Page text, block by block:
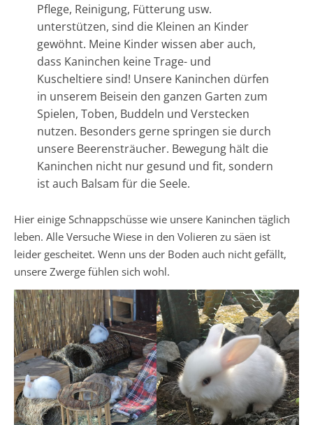
Pflege, Reinigung, Fütterung usw.
unterstützen, sind die Kleinen an Kinder
gewöhnt. Meine Kinder wissen aber auch,
dass Kaninchen keine Trage- und
Kuscheltiere sind! Unsere Kaninchen dürfen
in unserem Beisein den ganzen Garten zum
Spielen, Toben, Buddeln und Verstecken
nutzen. Besonders gerne springen sie durch
unsere Beerensträucher. Bewegung hält die
Kaninchen nicht nur gesund und fit, sondern
ist auch Balsam für die Seele.
Hier einige Schnappschüsse wie unsere Kaninchen täglich
leben. Alle Versuche Wiese in den Volieren zu säen ist
leider gescheitet. Wenn uns der Boden auch nicht gefällt,
unsere Zwerge fühlen sich wohl.